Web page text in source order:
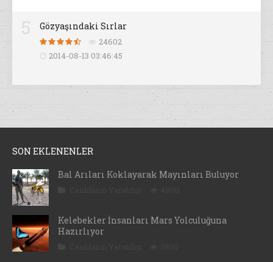
Gözyaşındaki Sırlar
24602
2014-08-13 03:46:45
SON EKLENENLER
Bal Arıları Koklayarak Mayınları Buluyor
Kelebekler İnsanları Mars Yolculuğuna
Hazırlıyor